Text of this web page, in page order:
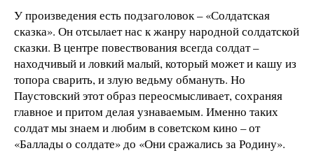
У произведения есть подзаголовок – «Солдатская
сказка». Он отсылает нас к жанру народной солдатской
сказки. В центре повествования всегда солдат –
находчивый и ловкий малый, который может и кашу из
топора сварить, и злую ведьму обмануть. Но
Паустовский этот образ переосмысливает, сохраняя
главное и притом делая узнаваемым. Именно таких
солдат мы знаем и любим в советском кино – от
«Баллады о солдате» до «Они сражались за Родину».